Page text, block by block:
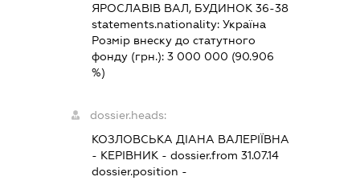
ЯРОСЛАВІВ ВАЛ, БУДИНОК 36-38
statements.nationality:Україна
Розмір внеску до статутного
фонду (грн.):3 000 000 (90.906
%)
dossier.heads:
КОЗЛОВСЬКА ДІАНА ВАЛЕРІЇВНА
- КЕРІВНИК - dossier.from 31.07.14
dossier.position -